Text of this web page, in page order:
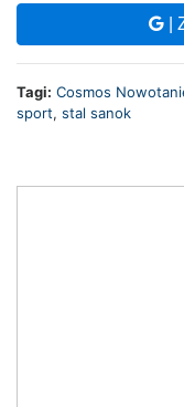
|
Tagi: Cosmos
sport, stal sanok